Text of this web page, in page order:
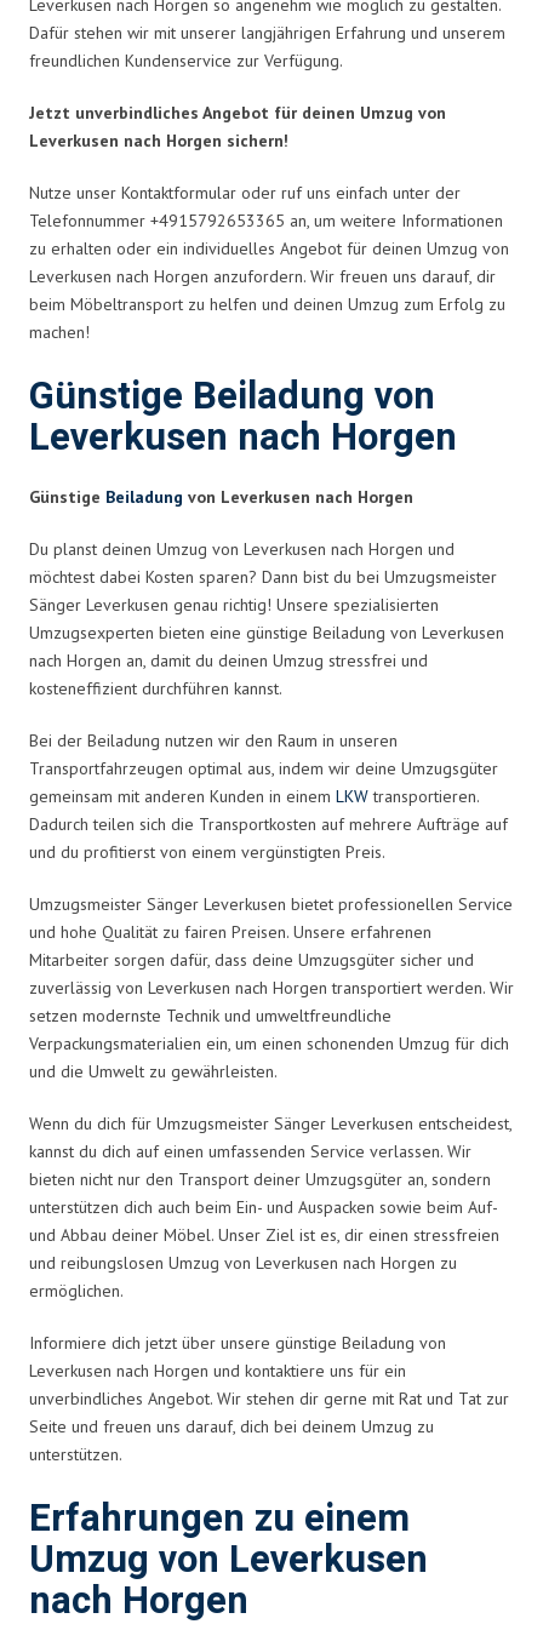
Leverkusen nach Horgen so angenehm wie möglich zu gestalten.
Dafür stehen wir mit unserer langjährigen Erfahrung und unserem
freundlichen Kundenservice zur Verfügung.
Jetzt unverbindliches Angebot für deinen Umzug von
Leverkusen nach Horgen sichern!
Nutze unser Kontaktformular oder ruf uns einfach unter der
Telefonnummer +4915792653365 an, um weitere Informationen
zu erhalten oder ein individuelles Angebot für deinen Umzug von
Leverkusen nach Horgen anzufordern. Wir freuen uns darauf, dir
beim Möbeltransport zu helfen und deinen Umzug zum Erfolg zu
machen!
Günstige Beiladung von
Leverkusen nach Horgen
Günstige Beiladung von Leverkusen nach Horgen
Du planst deinen Umzug von Leverkusen nach Horgen und
möchtest dabei Kosten sparen? Dann bist du bei Umzugsmeister
Sänger Leverkusen genau richtig! Unsere spezialisierten
Umzugsexperten bieten eine günstige Beiladung von Leverkusen
nach Horgen an, damit du deinen Umzug stressfrei und
kosteneffizient durchführen kannst.
Bei der Beiladung nutzen wir den Raum in unseren
Transportfahrzeugen optimal aus, indem wir deine Umzugsgüter
gemeinsam mit anderen Kunden in einem LKWtransportieren.
Dadurch teilen sich die Transportkosten auf mehrere Aufträge auf
und du profitierst von einem vergünstigten Preis.
Umzugsmeister Sänger Leverkusen bietet professionellen Service
und hohe Qualität zu fairen Preisen. Unsere erfahrenen
Mitarbeiter sorgen dafür, dass deine Umzugsgüter sicher und
zuverlässig von Leverkusen nach Horgen transportiert werden. Wir
setzen modernste Technik und umweltfreundliche
Verpackungsmaterialien ein, um einen schonenden Umzug für dich
und die Umwelt zu gewährleisten.
Wenn du dich für Umzugsmeister Sänger Leverkusen entscheidest,
kannst du dich auf einen umfassenden Service verlassen. Wir
bieten nicht nur den Transport deiner Umzugsgüter an, sondern
unterstützen dich auch beim Ein- und Auspacken sowie beim Auf-
und Abbau deiner Möbel. Unser Ziel ist es, dir einen stressfreien
und reibungslosen Umzug von Leverkusen nach Horgen zu
ermöglichen.
Informiere dich jetzt über unsere günstige Beiladung von
Leverkusen nach Horgen und kontaktiere uns für ein
unverbindliches Angebot. Wir stehen dir gerne mit Rat und Tat zur
Seite und freuen uns darauf, dich bei deinem Umzug zu
unterstützen.
Erfahrungen zu einem
Umzug von Leverkusen
nach Horgen